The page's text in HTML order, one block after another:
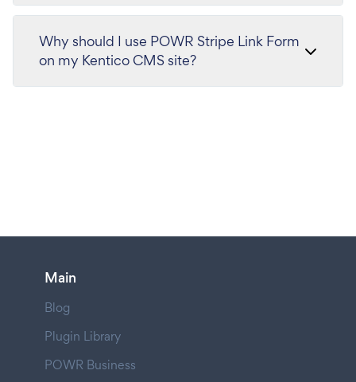
Why should I use POWR Stripe Link Form
on my Kentico CMS site?
Main
Blog
Plugin Library
POWR Business